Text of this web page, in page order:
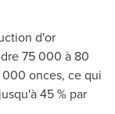
d'or
75 000 à 80
onces, ce qui
45 % par